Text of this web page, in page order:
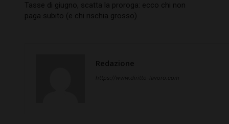
Tasse di giugno, scatta la proroga: ecco chi non
paga subito (e chi rischia grosso)
Redazione